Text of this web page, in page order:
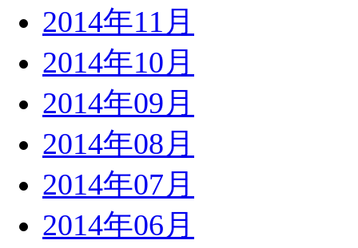
2014年11月
2014年10月
2014年09月
2014年08月
2014年07月
2014年06月